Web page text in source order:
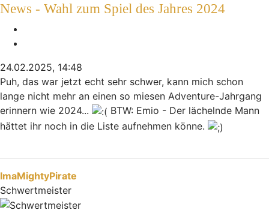
News - Wahl zum Spiel des Jahres 2024
24.02.2025, 14:48
Puh, das war jetzt echt sehr schwer, kann mich schon
lange nicht mehr an einen so miesen Adventure-Jahrgang
erinnern wie 2024...
BTW: Emio - Der lächelnde Mann
hättet ihr noch in die Liste aufnehmen könne.
ImaMightyPirate
Schwertmeister